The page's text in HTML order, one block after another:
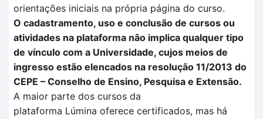
orientações iniciais na própria página do curso.
O cadastramento, uso e conclusão de cursos ou
atividades na plataforma não implica qualquer tipo
de vínculo com a Universidade, cujos meios de
ingresso estão elencados na resolução 11/2013 do
CEPE – Conselho de Ensino, Pesquisa e Extensão.
A maior parte dos cursos da
plataforma Lúmina oferece certificados, mas há